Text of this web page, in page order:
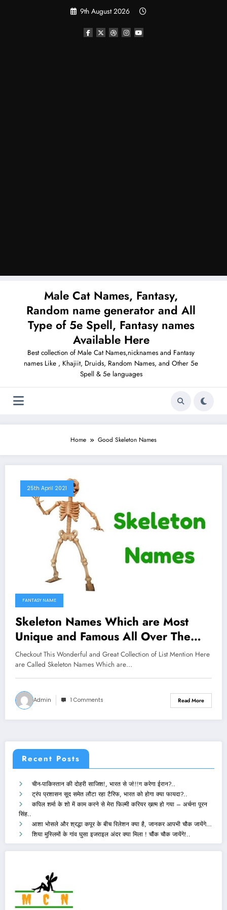
9th August 2026
Male Cat Names, Fantasy,
Random name generator and All
Type of 5e Spell, Fantasy names
Available Here
Best collection of Male Cat Names,nicknames and Fantasy
names Like , Khajiit, Druids, Random Names, and Other 5e
Spell & 5e languages
Home Good Skeleton Names
25th April 2021
FANTASY NAME
Skeleton Names Which are Most
Unique and Famous All Over The
Worlds
Checkout This Wonderful and Great Collection of List Mention Here
are Called Skeleton Names Which are…
Admin 1 Comments Read More
Recent Posts
चीन-पाकिस्तान की दोहरी साजिश!, भारत से जं!!!ग करेगा ईरान?..
ट्रंप प्रशासन सूद समेत लौटा रहा टैरिफ, भारत को होगा क्या फायदा?..
कपिल शर्मा के शो में काम करने से मेरा फिल्मी करियर ख़त्म हो गया – अर्चना पूरन
सिंह..
आशा भोसले और श्रद्धा कपूर के बीच रिलेशन क्या है, जानकर आपभी चौक जायेंगे…
शिया मुस्लिमों के गांव घुसा इजराइल अंदर क्या मिला ! चौंक चौक जायेंगे!..